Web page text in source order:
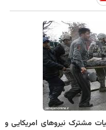
مشترک نیروهای امریکایی و